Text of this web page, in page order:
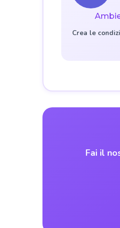
Crea le
Fai il